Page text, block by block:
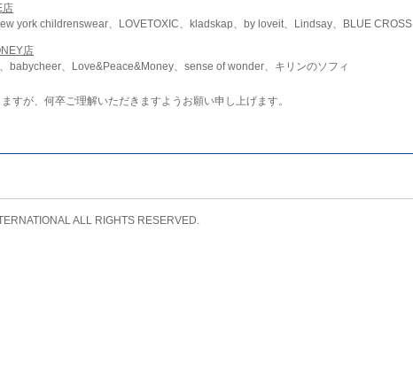
店
york childrenswear、LOVETOXIC、kladskap、by loveit、Lindsay、BLUE CROSS
店
babycheer、Love&Peace&Money、sense of wonder、キリンのソフィ
すが、何卒ご理解いただきますようお願い申し上げます。